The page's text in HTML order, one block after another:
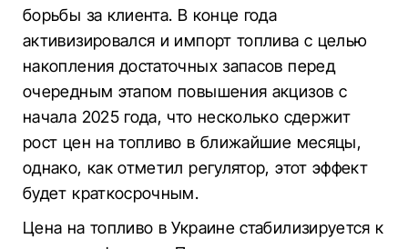
борьбы за клиента. В конце года
активизировался и импорт топлива с целью
накопления достаточных запасов перед
очередным этапом повышения акцизов с
начала 2025 года, что несколько сдержит
рост цен на топливо в ближайшие месяцы,
однако, как отметил регулятор, этот эффект
будет краткосрочным.
Цена на топливо в Украине стабилизируется к